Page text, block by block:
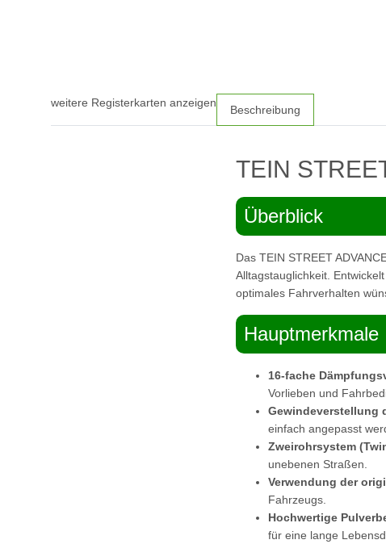
weitere Registerkarten anzeigen
Beschreibung
TEIN
Überblick
Das TEIN STREET
Alltagstauglichkeit.
optimales Fahrverhalten
Hauptmerkmale
16-fache
Vorlieben und
Gewindeverstellung
einfach angepasst
Zweirohrsystem
unebenen Straßen.
Verwendung der
Fahrzeugs.
Hochwertige
für eine lange